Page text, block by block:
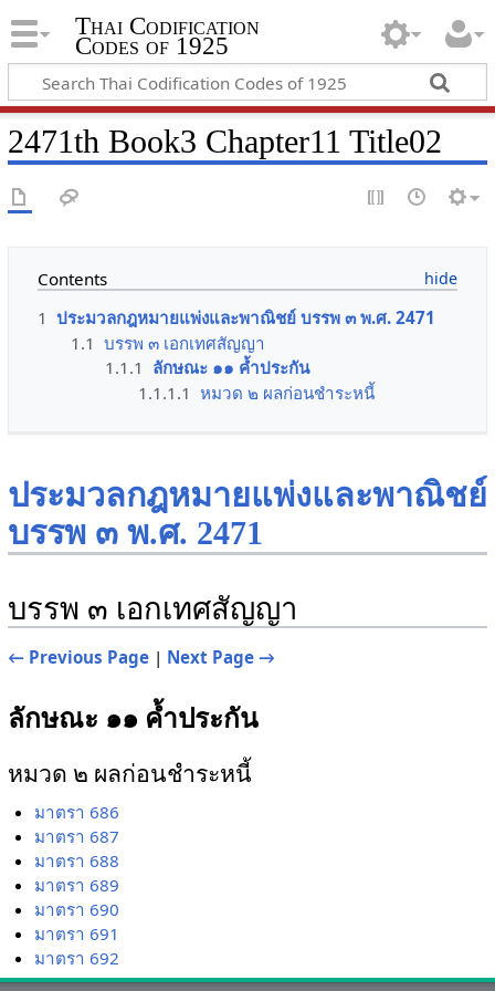
Thai Codification
Codes of 1925
2471th Book3 Chapter11 Title02
Contents
1 ประมวลกฎหมายแพ่งและพาณิชย์ บรรพ ๓ พ.ศ. 2471
1.1 บรรพ ๓ เอกเทศสัญญา
1.1.1 ลักษณะ ๑๑ ค้ำประกัน
1.1.1.1 หมวด ๒ ผลก่อนชำระหนี้
ประมวลกฎหมายแพ่งและพาณิชย์
บรรพ ๓ พ.ศ. 2471
บรรพ ๓ เอกเทศสัญญา
← Previous Page| Next Page →
ลักษณะ ๑๑ ค้ำประกัน
หมวด ๒ ผลก่อนชำระหนี้
มาตรา 686
มาตรา 687
มาตรา 688
มาตรา 689
มาตรา 690
มาตรา 691
มาตรา 692